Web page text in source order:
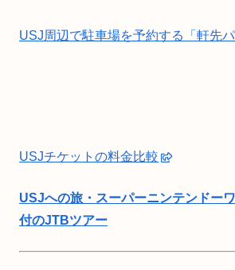
USJ周辺で駐車場を予約する「軒先パ
USJチケットの料金比較
USJへの旅・スーパーニンテンドー
付のJTBツアー